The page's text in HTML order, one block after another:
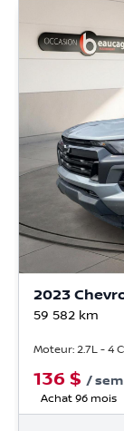
2023
59 582 km
Moteur: 2.7L - 4
136 $ /sem
Achat 96 mois